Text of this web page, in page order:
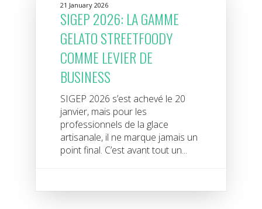
21 January 2026
SIGEP 2026: LA GAMME
GELATO STREETFOODY
COMME LEVIER DE
BUSINESS
SIGEP 2026 s’est achevé le 20
janvier, mais pour les
professionnels de la glace
artisanale, il ne marque jamais un
point final. C’est avant tout un...